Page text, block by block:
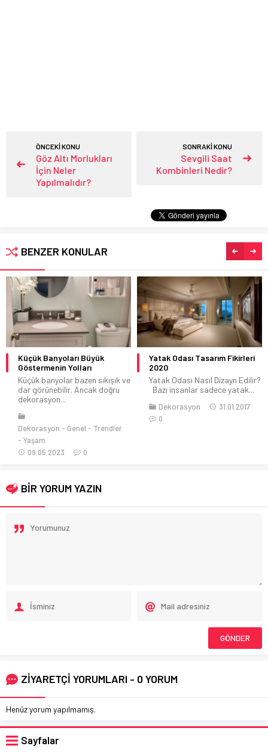
ÖNCEKİ KONU
Göz Altı Morlukları
İçin Neler
Yapılmalıdır?
SONRAKİ KONU
Sevgili Saat
Kombinleri Nedir?
BENZER KONULAR
Küçük Banyoları Büyük
Göstermenin Yolları
Küçük banyolar bazen sıkışık ve
dar görünebilir. Ancak doğru
dekorasyon...
Dekorasyon Genel
Trendler
Yaşam
09.05.2023
0
Yatak Odası Tasarım Fikirleri
2020
Yatak Odası Nasıl Dizayn Edilir?
Bazı insanlar sadece yatak...
Dekorasyon
31.01.2017
0
BİR YORUM YAZIN
ZİYARETÇİ YORUMLARI - 0 YORUM
Henüz yorum yapılmamış.
Sayfalar